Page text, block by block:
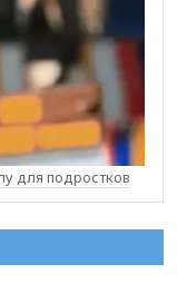
для подростков